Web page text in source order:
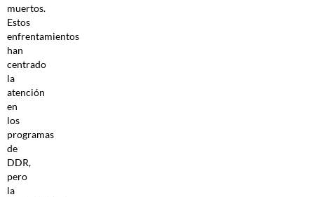
muertos.
Estos
enfrentamientos
han
centrado
la
atención
en
los
programas
de
DDR,
pero
la